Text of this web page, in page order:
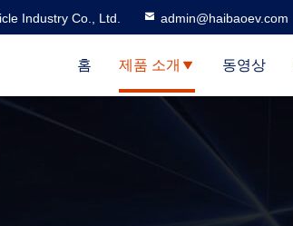
Industry Co., Ltd. admin@haibaoev.com
홈 제품 소개 동영상